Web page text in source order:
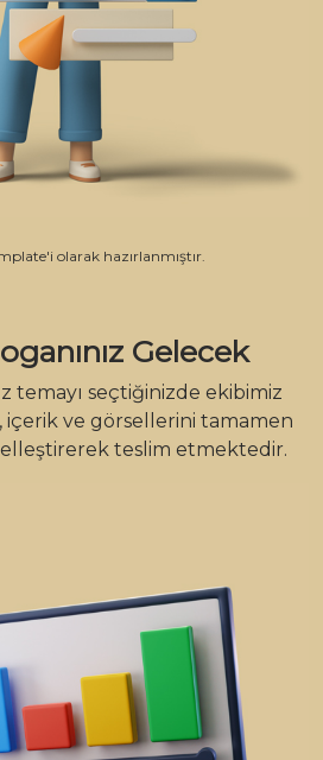
olarak hazırlanmıştır.
Gelecek
temayı seçtiğinizde ekibimiz
içerik ve görsellerini tamamen
teslim etmektedir.